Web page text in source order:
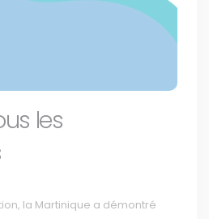
les
la Martinique a démontré